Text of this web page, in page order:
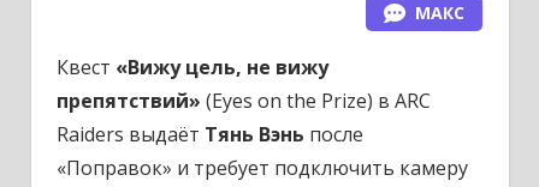
МАКС
Квест «Вижу цель, не вижу
препятствий» (Eyes on the Prize) в ARC
Raiders выдаёт Тянь Вэнь после
«Поправок» и требует подключить камеру